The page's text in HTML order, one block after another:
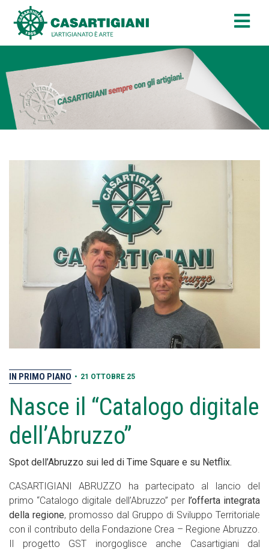
IN PRIMO PIANO • 21 OTTOBRE 25
Nasce il “Catalogo digitale
dell’Abruzzo”
Spot dell’Abruzzo sui led di Time Square e su Netflix.
CASARTIGIANI ABRUZZO ha partecipato al lancio del
primo “Catalogo digitale dell’Abruzzo” per l’offerta integrata
della regione, promosso dal Gruppo di Sviluppo Territoriale
con il contributo della Fondazione Crea – Regione Abruzzo.
Il progetto GST inorgoglisce anche Casartigiani dal